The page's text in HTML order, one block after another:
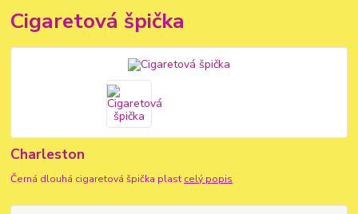
Cigaretová špička
Charleston
Černá dlouhá cigaretová špička plast celý popis